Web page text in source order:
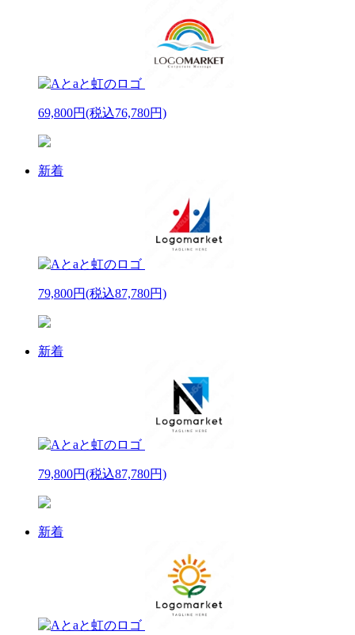
69,800円(税込76,780円)
新着
79,800円(税込87,780円)
新着
79,800円(税込87,780円)
新着